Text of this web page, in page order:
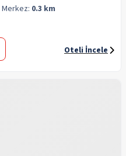
Merkez: 0.3 km
Oteli İncele